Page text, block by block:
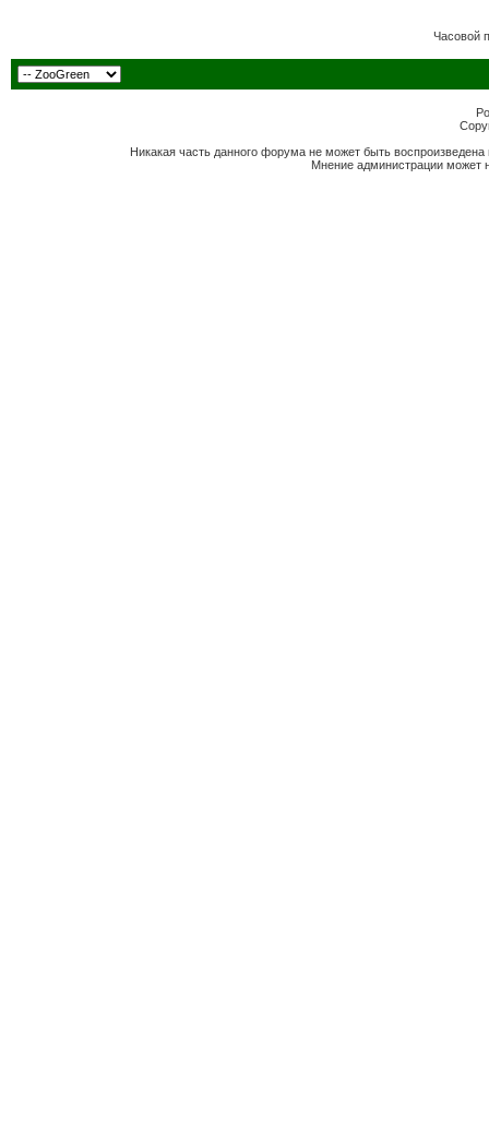
Часовой
Никакая часть данного форума не может быть
Мнение администрации может